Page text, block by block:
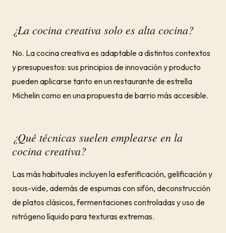
¿La cocina creativa solo es alta cocina?
No. La cocina creativa es adaptable a distintos contextos
y presupuestos: sus principios de innovación y producto
pueden aplicarse tanto en un restaurante de estrella
Michelin como en una propuesta de barrio más accesible.
¿Qué técnicas suelen emplearse en la
cocina creativa?
Las más habituales incluyen la esferificación, gelificación y
sous-vide, además de espumas con sifón, deconstrucción
de platos clásicos, fermentaciones controladas y uso de
nitrógeno líquido para texturas extremas.